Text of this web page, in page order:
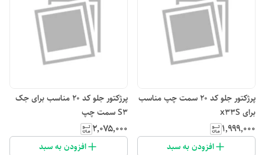
پرژکتور جلو کد ۲۰ سمت چپ مناسب
برای x33S
۱٬۹۹۹٬۰۰۰
افزودن به سبد
پرژکتور جلو کد ۲۰ مناسب برای جک
S3 سمت چپ
۲٬۰۷۵٬۰۰۰
افزودن به سبد